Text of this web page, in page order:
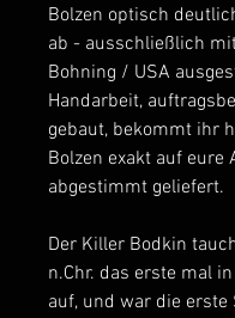
Bolzen optisch
ab - ausschließlich
Bohning / USA
Handarbeit,
gebaut, bekommt ihr
Bolzen exakt auf eure
abgestimmt geliefert.
Der Killer Bodkin
n.Chr. das erste mal
auf, und war die erste